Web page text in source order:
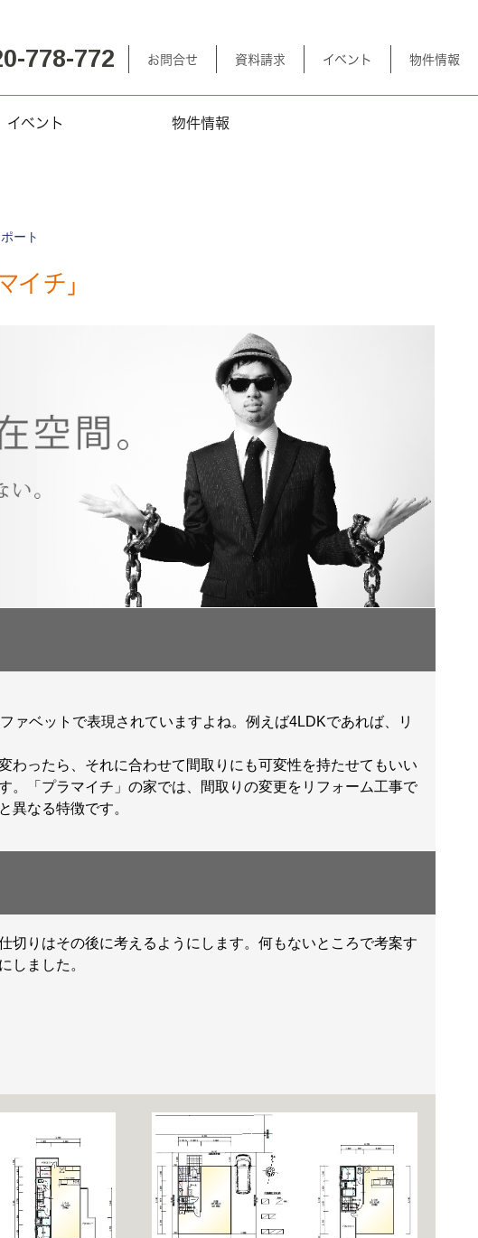
778-772 お問合せ 資料請求 イベント 物件情報
イベント 物件情報
ート
チ」
ァベットで表現されていますよね。例えば4LDKであれば、リ
ったら、それに合わせて間取りにも可変性を持たせてもいい
。「プラマイチ」の家では、間取りの変更をリフォーム工事で
異なる特徴です。
りはその後に考えるようにします。何もないところで考案す
しました。